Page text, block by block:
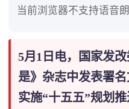
当前浏览器不支持语音
5月1日电，国家发
是》杂志中发表署
实施“十五五”规划